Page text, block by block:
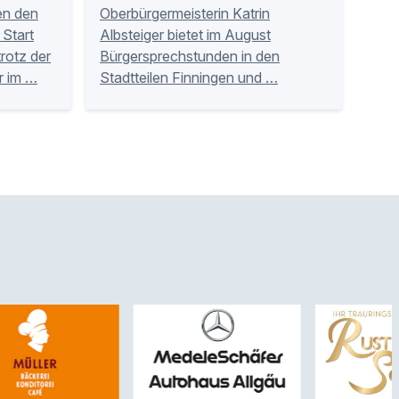
den
Start
der
im …
Oberbürgermeisterin Katrin
Albsteiger bietet im August
Bürgersprechstunden in den
Stadtteilen Finningen und …